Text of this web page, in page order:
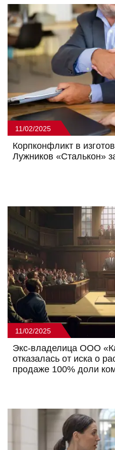
11/02/2025
Корпконфликт в
Лужников «Сталькон»
11/02/2025
Экс-владелица ООО
отказалась от иска о
продаже 100% доли